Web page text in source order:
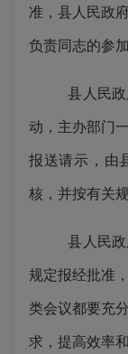
准，县人民政
负责同志的参
县人民
动，主办部门
报送请示，由
核，并按有关
县人民
规定报经批准
类会议都要充
求，提高效率和